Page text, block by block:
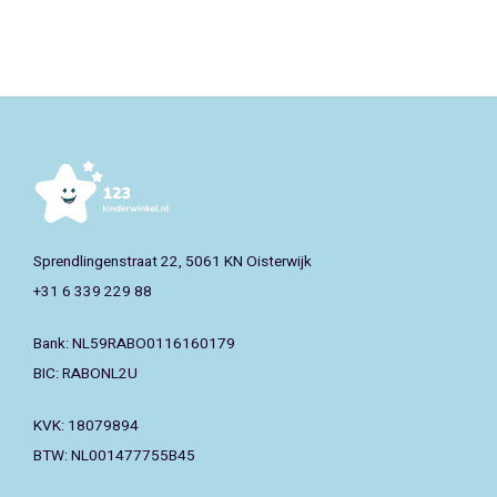
Sprendlingenstraat 22, 5061 KN Oisterwijk
+31 6 339 229 88
Bank: NL59RABO0116160179
BIC: RABONL2U
KVK: 18079894
BTW: NL001477755B45